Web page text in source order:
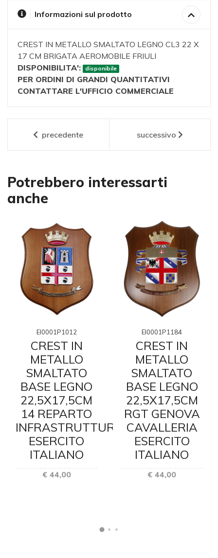
Informazioni sul prodotto
CREST IN METALLO SMALTATO LEGNO CL3 22 X
17 CM BRIGATA AEROMOBILE FRIULI
DISPONIBILITA':
disponibile
PER ORDINI DI GRANDI QUANTITATIVI
CONTATTARE L'UFFICIO COMMERCIALE
precedente successivo
Potrebbero interessarti
anche
EI0001P1012
CREST IN
METALLO
SMALTATO
BASE LEGNO
22,5X17,5CM
14 REPARTO
INFRASTRUTTURE
ESERCITO
ITALIANO
€ 44,00
EI0001P1184
CREST IN
METALLO
SMALTATO
BASE LEGNO
22,5X17,5CM
RGT GENOVA
CAVALLERIA
ESERCITO
ITALIANO
€ 44,00